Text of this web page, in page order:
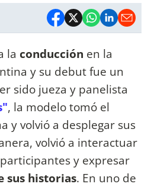
la conducción en la
y su debut fue un
sido jueza y panelista
, la modelo tomó el
y volvió a desplegar sus
volvió a interactuar
y expresar
sus historias. En uno de